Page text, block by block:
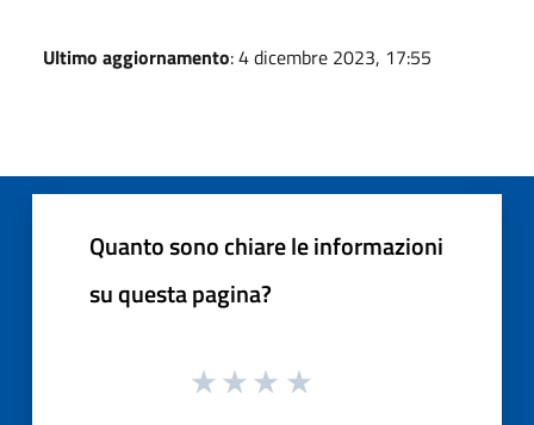
Ultimo aggiornamento: 4 dicembre 2023, 17:55
Quanto sono chiare le informazioni
su questa pagina?